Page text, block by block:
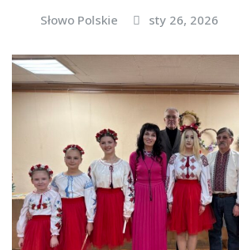
Słowo Polskie sty 26, 2026